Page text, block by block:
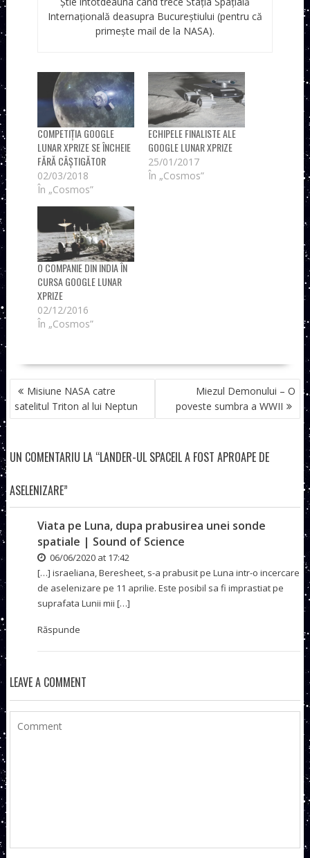
Internațională deasupra Bucureștiului (pentru că
primește mail de la NASA).
COMPETIȚIA GOOGLE
LUNAR XPRIZE SE ÎNCHEIE
FĂRĂ CÂȘTIGĂTOR
02/03/2018
În „Cosmos”
ECHIPELE FINALISTE ALE
GOOGLE LUNAR XPRIZE
25/01/2017
În „Cosmos”
O COMPANIE DIN INDIA ÎN
CURSA GOOGLE LUNAR
XPRIZE
02/12/2016
În „Cosmos”
NAVIGARE
ÎN
ARTICOLE
Misiune NASA catre
satelitul Triton al lui Neptun
Miezul Demonului – O
poveste sumbra a WWII
UN COMENTARIU LA “LANDER-UL SPACEIL A FOST APROAPE DE
ASELENIZARE”
Viata pe Luna, dupa prabusirea unei sonde
spatiale | Sound of Science
06/06/2020 at 17:42
[…] israeliana, Beresheet, s-a prabusit pe Luna intr-o incercare
de aselenizare pe 11 aprilie. Este posibil sa fi imprastiat pe
suprafata Lunii mii […]
Răspunde
LEAVE A COMMENT